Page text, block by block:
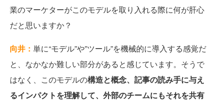
業のマーケターがこのモデルを取り入れる際に何が肝心
だと思いますか？
向井： 単に“モデル”や”ツール”を機械的に導入する感覚だ
と、なかなか難しい部分があると感じています。そうで
はなく、このモデルの構造と概念、記事の読み手に与え
るインパクトを理解して、外部のチームにもそれを共有